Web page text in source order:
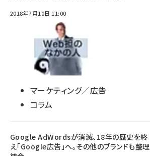
2018年7月10日 11:00
マーケティング／広告
コラム
Google AdWordsが消滅、18年の歴史を終
え「Google広告」へ。その他のブランドも整理